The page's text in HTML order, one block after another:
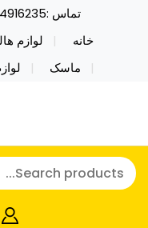
تماس :09394916235
خانه
لوازم
ماسک
نایکر توی
ولن تاین
خرید محصولات خاص
توی فروش عمده لوازم
کریسمس اکسسوری